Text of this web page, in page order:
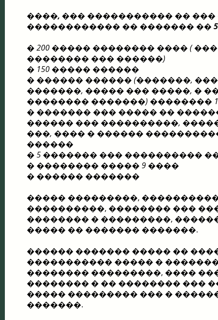
����, ��� ����������� ��
������������ �� ������� ��
� 200 ����� �������� ���� (
�������� ��� ������)
� 150 ����� ������
� ������ ������ (�������,
�������, ����� ��� �����, �
�������� �������) ��������
� ������� ��� ����� ��
������ ��� ����������,
���, ���� � ������
������
� 5 ������� ��� ����������
� �������� ����� 9 ����
� ������ �������
����� ���������,
����������, �������� ���
�������� � ���������,
����� �� ������� �������.
������ ������� ����� ��
����������� ����� �
�������� ���������, ����
�������� � �� �������� ���
����� ��������� ��� �
�������.